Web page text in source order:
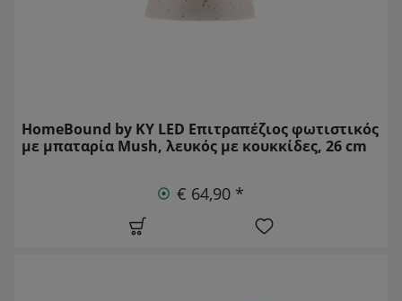
HomeBound by KY LED Επιτραπέζιος φωτιστικός
με μπαταρία Mush, λευκός με κουκκίδες, 26 cm
€ 64,90 *